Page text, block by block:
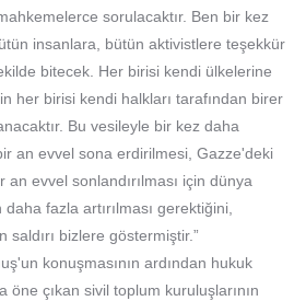
sorulacaktır. Ben bir kez
insanlara, bütün aktivistlere teşekkür
bitecek. Her birisi kendi ülkelerine
her birisi kendi halkları tarafından birer
Bu vesileyle bir kez daha
an evvel sona erdirilmesi, Gazze'deki
an evvel sonlandırılması için dünya
daha fazla artırılması gerektiğini,
saldırı bizlere göstermiştir.”
konuşmasının ardından hukuk
öne çıkan sivil toplum kuruluşlarının